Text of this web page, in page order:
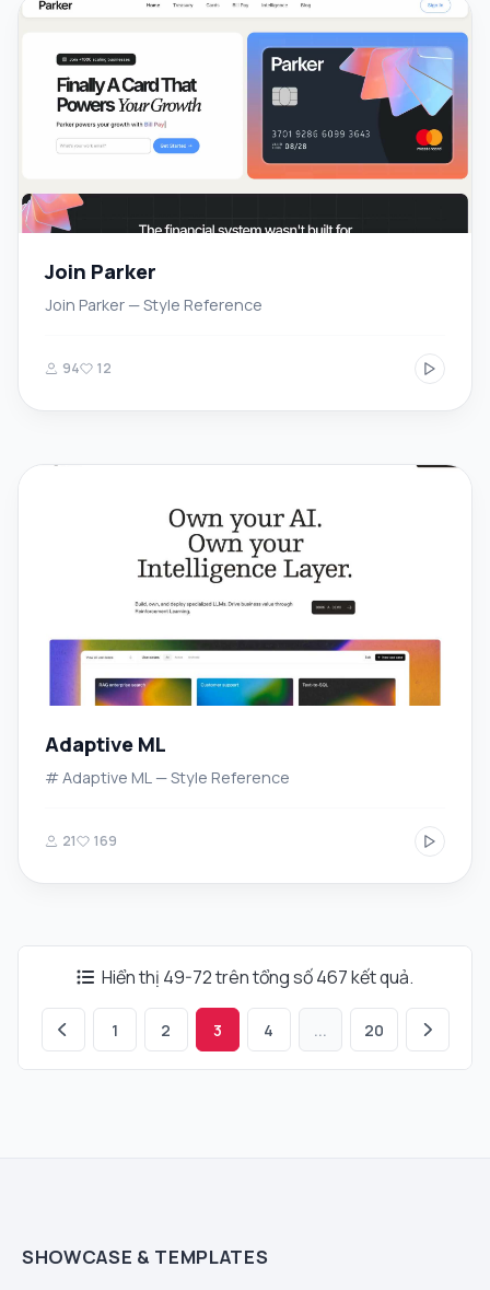
Join Parker
Join Parker — Style Reference
94 12
Adaptive ML
# Adaptive ML — Style Reference
21 169
Hiển thị 49-72 trên tổng số 467 kết quả.
1 2 3 4 ... 20
SHOWCASE & TEMPLATES